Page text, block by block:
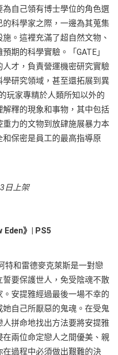
自己領有博士學位的角色選
科學家之際，一邊為其蒐集
。這裡充滿了超自然文物、
期的科學實驗。「GATE」
才，負責營運機密研究實驗
研究領域，甚至還拓展到異
玩家專精於人類所知以外的
釋的現象和事物，其中包括
力的文物到放肆施展暴力本
保密是員工的最高指導原
日上架
Eden》| PS5
特和雷德麥克萊斯是一對戀
要保護世人，免受陰魂不散
安提雅經過最後一場不幸的
自己所厭惡的鬼魂。在受鬼
拼命地找出方法要將安提雅
兩位命定戀人之間優美、親
過程中必須做出艱難的決